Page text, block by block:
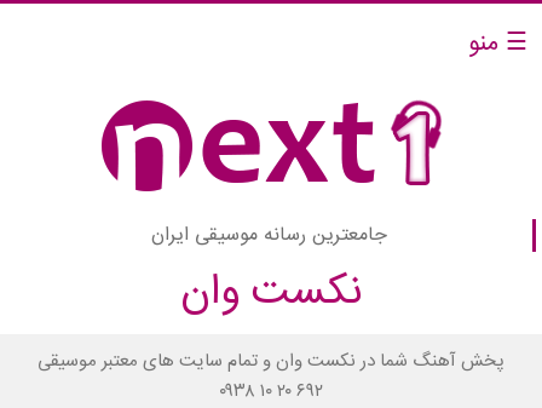
☰ منو
جامعترین رسانه موسیقی ایران
نکست وان
پخش آهنگ شما در نکست وان و تمام سایت های معتبر موسیقی
۰۹۳۸ ۱۰ ۲۰ ۶۹۲